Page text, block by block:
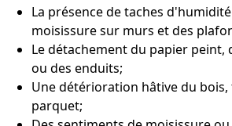
La présence de taches
moisissure sur murs et des
Le détachement du papier peint,
ou des enduits;
Une détérioration hâtive du bois,
parquet;